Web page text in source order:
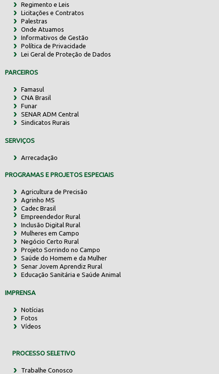
Regimento e Leis
Licitações e Contratos
Palestras
Onde Atuamos
Informativos de Gestão
Política de Privacidade
Lei Geral de Proteção de Dados
PARCEIROS
Famasul
CNA Brasil
Funar
SENAR ADM Central
Sindicatos Rurais
SERVIÇOS
Arrecadação
PROGRAMAS E PROJETOS ESPECIAIS
Agricultura de Precisão
Agrinho MS
Cadec Brasil
Empreendedor Rural
Inclusão Digital Rural
Mulheres em Campo
Negócio Certo Rural
Projeto Sorrindo no Campo
Saúde do Homem e da Mulher
Senar Jovem Aprendiz Rural
Educação Sanitária e Saúde Animal
IMPRENSA
Notícias
Fotos
Vídeos
PROCESSO SELETIVO
Trabalhe Conosco